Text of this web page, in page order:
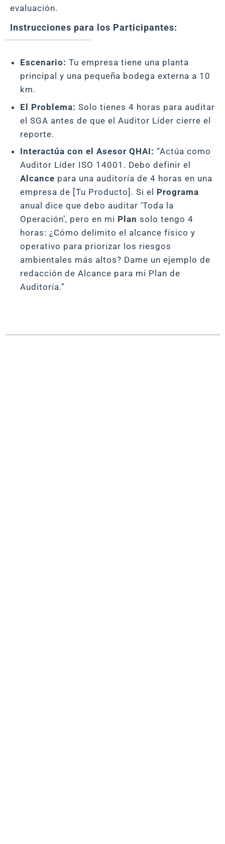
evaluación.
Instrucciones para los Participantes:
Escenario: Tu empresa tiene una planta
principal y una pequeña bodega externa a 10
km.
El Problema: Solo tienes 4 horas para auditar
el SGA antes de que el Auditor Líder cierre el
reporte.
Interactúa con el Asesor QHAI: “Actúa como
Auditor Líder ISO 14001. Debo definir el
Alcance para una auditoría de 4 horas en una
empresa de [Tu Producto]. Si el Programa
anual dice que debo auditar ‘Toda la
Operación’, pero en mi Plan solo tengo 4
horas: ¿Cómo delimito el alcance físico y
operativo para priorizar los riesgos
ambientales más altos? Dame un ejemplo de
redacción de Alcance para mi Plan de
Auditoría.”